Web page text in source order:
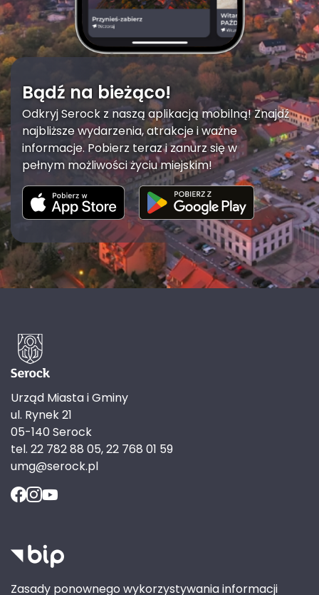
Bądź na bieżąco!
Odkryj Serock z naszą aplikacją mobilną! Znajdź
najbliższe wydarzenia, atrakcje i ważne
informacje. Pobierz teraz i zanurz się w
pełnym możliwości życiu miejskim!
Urząd Miasta i Gminy
ul. Rynek 21
05-140 Serock
tel. 22 782 88 05, 22 768 01 59
umg@serock.pl
Zasady ponownego wykorzystywania informacji